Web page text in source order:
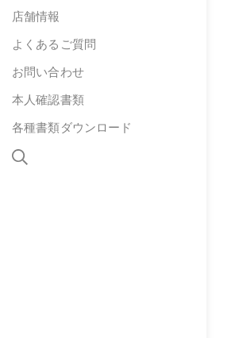
店舗情報
よくあるご質問
お問い合わせ
本人確認書類
各種書類ダウンロード